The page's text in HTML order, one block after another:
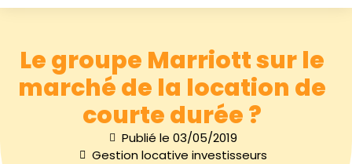
Le groupe Marriott sur le
marché de la location de
courte durée ?
Publié le 03/05/2019
Gestion locative investisseurs